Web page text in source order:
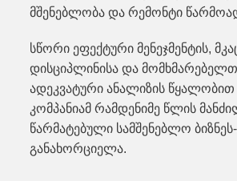
მშენებლობა და რემონტი
სწორი ეფექტური მენეჯმენტის,
დისციპლინისა და
ადეკვატური ანალიზის წყალობით
კომპანიამ რამდენიმე წლის
წარმატებული სამშენებლო
განახორციელა.